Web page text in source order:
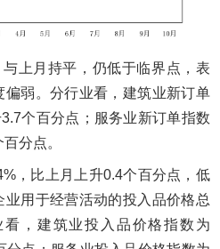
上月持平，仍低于临界点，表
弱。分行业看，建筑业新订单
个百分点；服务业新订单指数
分点。
，比上月上升0.4个百分点，低
用于经营活动的投入品价格总
，建筑业投入品价格指数为